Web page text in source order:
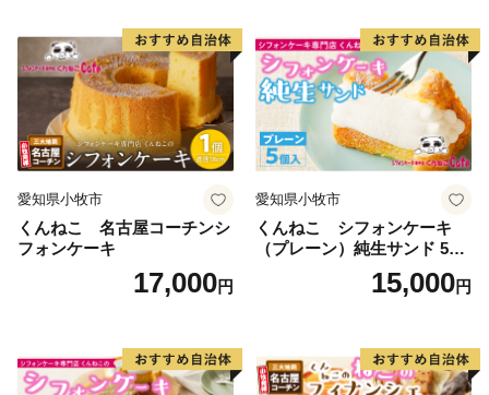
指してまいりますので、ご支援ご協力をお願いいたしま
す。
愛知県小牧市
くんねこ 名古屋コーチンシ
フォンケーキ
17,000円
愛知県小牧市
くんねこ シフォンケーキ
（プレーン）純生サンド 5個
15,000円